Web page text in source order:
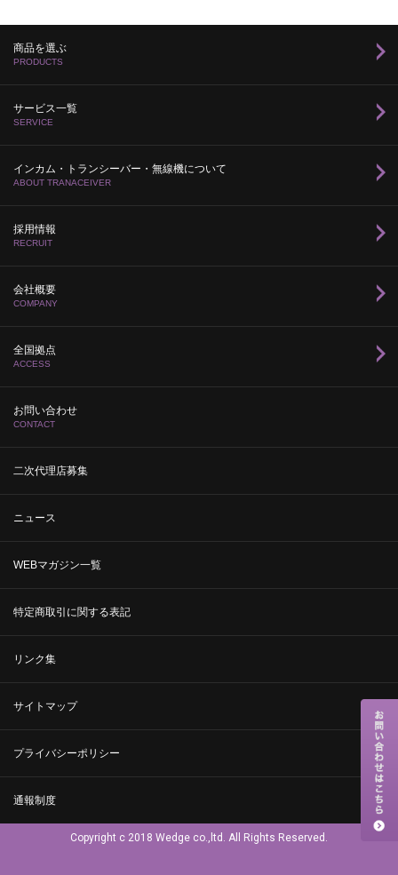
商品を選ぶ
PRODUCTS
サービス一覧
SERVICE
インカム・トランシーバー・無線機について
ABOUT TRANACEIVER
採用情報
RECRUIT
会社概要
COMPANY
全国拠点
ACCESS
お問い合わせ
CONTACT
二次代理店募集
ニュース
WEBマガジン一覧
特定商取引に関する表記
リンク集
サイトマップ
プライバシーポリシー
通報制度
Copyright c 2018 Wedge co.,ltd. All Rights Reserved.